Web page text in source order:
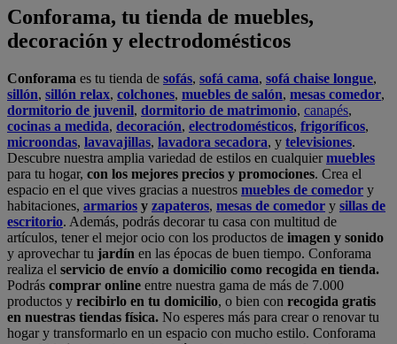
Conforama, tu tienda de muebles,
decoración y electrodomésticos
Conforama es tu tienda de sofás, sofá cama, sofá chaise longue,
sillón, sillón relax, colchones, muebles de salón, mesas comedor,
dormitorio de juvenil, dormitorio de matrimonio, canapés,
cocinas a medida, decoración, electrodomésticos, frigoríficos,
microondas, lavavajillas, lavadora secadora, y televisiones.
Descubre nuestra amplia variedad de estilos en cualquiermuebles
para tu hogar, con los mejores precios y promociones. Crea el
espacio en el que vives gracias a nuestros muebles de comedor y
habitaciones, armarios y zapateros, mesas de comedor y sillas de
escritorio. Además, podrás decorar tu casa con multitud de
artículos, tener el mejor ocio con los productos de imagen y sonido
y aprovechar tu jardín en las épocas de buen tiempo. Conforama
realiza el servicio de envío a domicilio como recogida en tienda.
Podrás comprar online entre nuestra gama de más de 7.000
productos y recibirlo en tu domicilio, o bien con recogida gratis
en nuestras tiendas física. No esperes más para crear o renovar tu
hogar y transformarlo en un espacio con mucho estilo. Conforama